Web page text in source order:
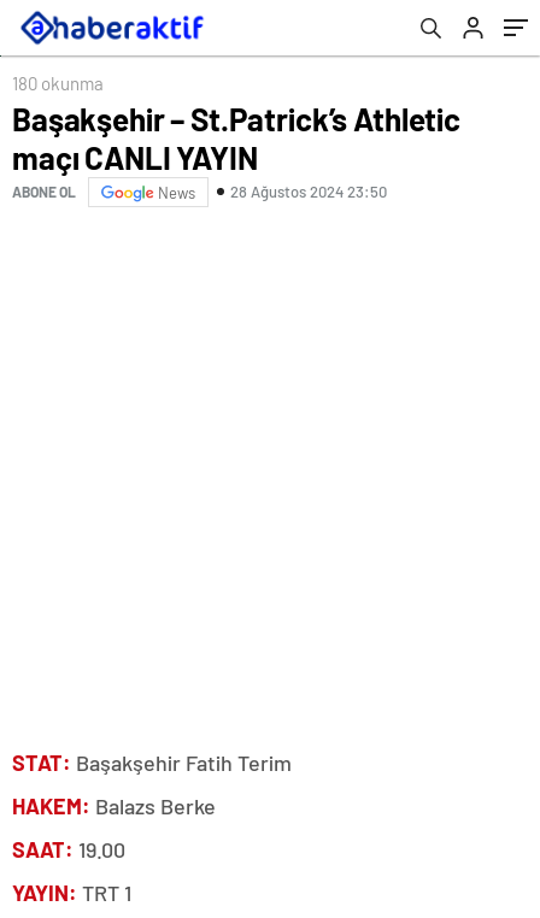
180 okunma
Başakşehir – St.Patrick’s Athletic
maçı CANLI YAYIN
ABONE OL News 28 Ağustos 2024 23:50
STAT: Başakşehir Fatih Terim
HAKEM: Balazs Berke
SAAT: 19.00
YAYIN: TRT 1